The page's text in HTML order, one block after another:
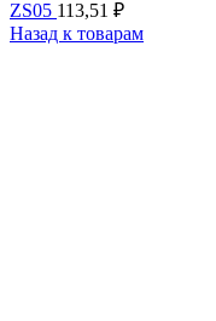
ZS05 113,51 ₽
Назад к товарам